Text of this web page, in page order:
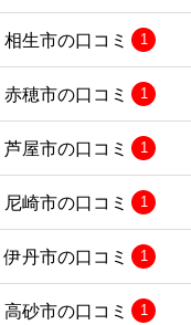
相生市の口コミ 1
赤穂市の口コミ 1
芦屋市の口コミ 1
尼崎市の口コミ 1
伊丹市の口コミ 1
高砂市の口コミ 1